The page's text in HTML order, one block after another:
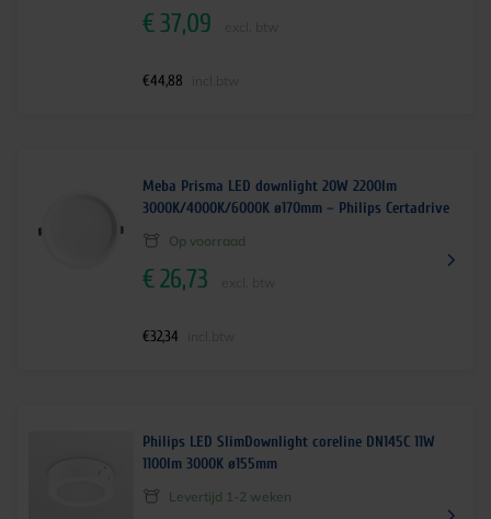
€37,09
€44,88
Meba Prisma LED downlight 20W 2200lm
3000K/4000K/6000K ø170mm – Philips Certadrive
Op voorraad
€26,73
€32,34
Philips LED SlimDownlight coreline DN145C 11W
1100lm 3000K ø155mm
Levertijd 1-2 weken